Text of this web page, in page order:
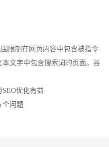
限制在网页内容中包含被指令
文字中包含搜索词的页面。谷
优化有益
个问题